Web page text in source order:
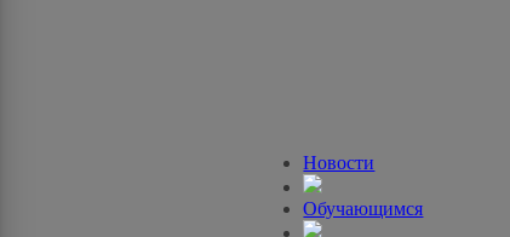
Новости
Обучающимся